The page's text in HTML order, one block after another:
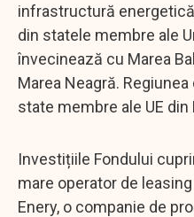
infrastructură
din statele membre ale
învecinează cu Marea
Marea Neagră.
state membre ale UE din
Investițiile Fondului
mare operator de
Enery, o companie de